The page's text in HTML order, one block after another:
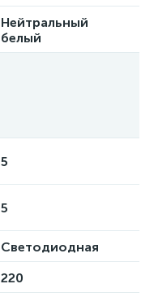
Нейтральный
белый
5
5
Светодиодная
220